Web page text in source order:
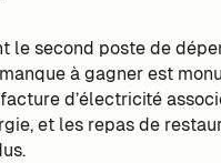
le second poste de
à gagner est
d’électricité
et les repas de